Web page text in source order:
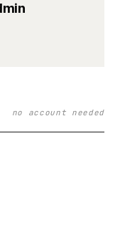
no account needed